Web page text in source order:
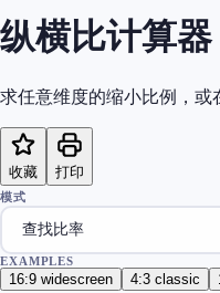
纵横比计算器
求任意维度的缩小比例，或
收藏 打印
模式
EXAMPLES
16:9 widescreen 4:3 classic